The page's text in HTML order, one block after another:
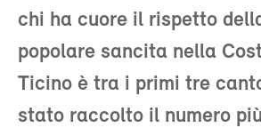
chi ha cuore il rispetto
popolare sancita nella
Ticino è tra i primi tre
stato raccolto il numero